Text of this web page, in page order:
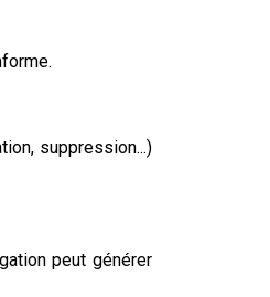
suppression...)
peut générer